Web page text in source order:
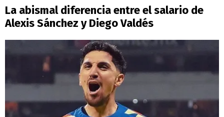
La abismal diferencia entre el salario de
Alexis Sánchez y Diego Valdés